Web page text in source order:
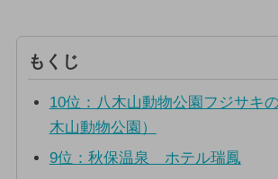
もくじ
10位：八木山動物公園フジサキ
木山動物公園）
9位：秋保温泉 ホテル瑞鳳